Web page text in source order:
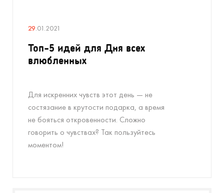
29.01.2021
Топ-5 идей для Дня всех
влюбленных
Для искренних чувств этот день — не
состязание в крутости подарка, а время
не бояться откровенности. Сложно
говорить о чувствах? Так пользуйтесь
моментом!